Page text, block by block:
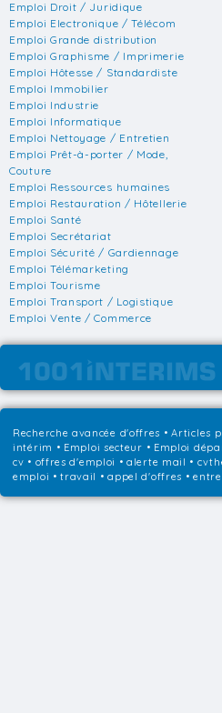
Emploi Droit / Juridique
Emploi Electronique / Télécom
Emploi Grande distribution
Emploi Graphisme / Imprimerie
Emploi Hôtesse / Standardiste
Emploi Immobilier
Emploi Industrie
Emploi Informatique
Emploi Nettoyage / Entretien
Emploi Prêt-à-porter / Mode,
Couture
Emploi Ressources humaines
Emploi Restauration / Hôtellerie
Emploi Santé
Emploi Secrétariat
Emploi Sécurité / Gardiennage
Emploi Télémarketing
Emploi Tourisme
Emploi Transport / Logistique
Emploi Vente / Commerce
Recherche avancée d'offres •Articles
intérim • Emploi secteur • Emploi
cv • offres d'emploi • alerte mail •
emploi • travail • appel d'offres •